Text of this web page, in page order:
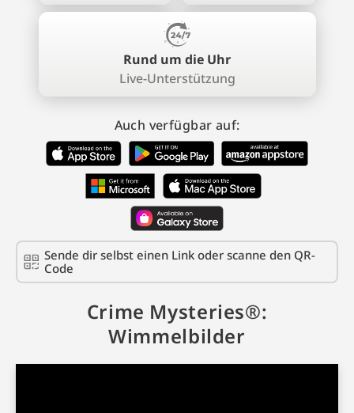
Rund um die Uhr
Live-Unterstützung
Auch verfügbar auf:
Sende dir selbst einen Link oder scanne den QR-
Code
Crime Mysteries®:
Wimmelbilder